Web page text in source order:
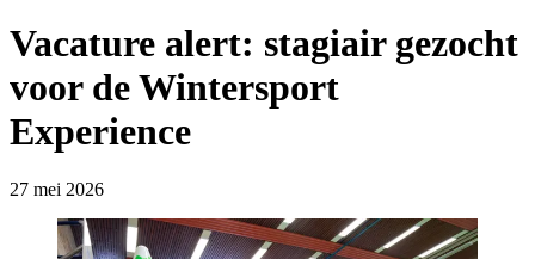
Vacature alert: stagiair gezocht
voor de Wintersport
Experience
27 mei 2026